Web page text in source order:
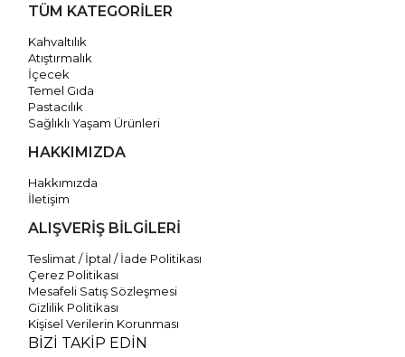
TÜM KATEGORİLER
Kahvaltılık
Atıştırmalık
İçecek
Temel Gıda
Pastacılık
Sağlıklı Yaşam Ürünleri
HAKKIMIZDA
Hakkımızda
İletişim
ALIŞVERİŞ BİLGİLERİ
Teslimat / İptal / İade Politikası
Çerez Politikası
Mesafeli Satış Sözleşmesi
Gizlilik Politikası
Kişisel Verilerin Korunması
BİZİ TAKİP EDİN